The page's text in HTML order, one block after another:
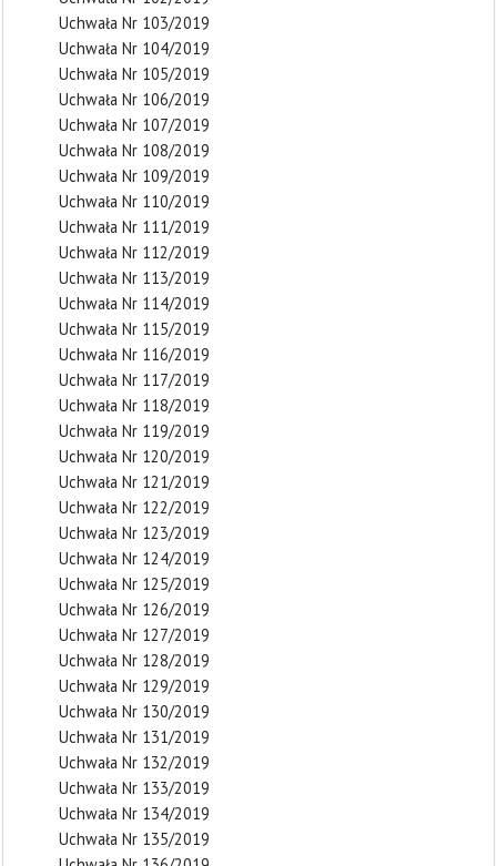
Uchwała Nr 103/2019
Uchwała Nr 104/2019
Uchwała Nr 105/2019
Uchwała Nr 106/2019
Uchwała Nr 107/2019
Uchwała Nr 108/2019
Uchwała Nr 109/2019
Uchwała Nr 110/2019
Uchwała Nr 111/2019
Uchwała Nr 112/2019
Uchwała Nr 113/2019
Uchwała Nr 114/2019
Uchwała Nr 115/2019
Uchwała Nr 116/2019
Uchwała Nr 117/2019
Uchwała Nr 118/2019
Uchwała Nr 119/2019
Uchwała Nr 120/2019
Uchwała Nr 121/2019
Uchwała Nr 122/2019
Uchwała Nr 123/2019
Uchwała Nr 124/2019
Uchwała Nr 125/2019
Uchwała Nr 126/2019
Uchwała Nr 127/2019
Uchwała Nr 128/2019
Uchwała Nr 129/2019
Uchwała Nr 130/2019
Uchwała Nr 131/2019
Uchwała Nr 132/2019
Uchwała Nr 133/2019
Uchwała Nr 134/2019
Uchwała Nr 135/2019